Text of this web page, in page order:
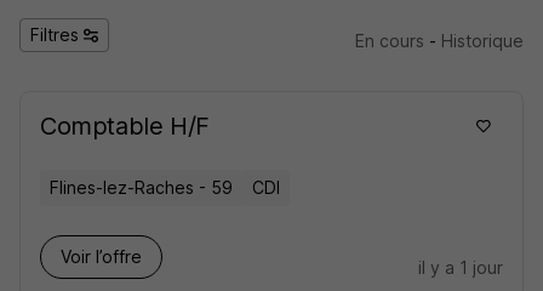
Filtres En cours - Historique
Comptable H/F
Flines-lez-Raches - 59 CDI
Voir l’offre
il y a 1 jour